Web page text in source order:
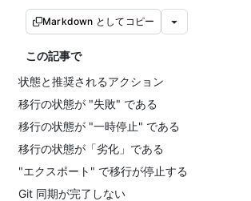
Markdown としてコピー
この記事で
状態と推奨されるアクション
移行の状態が "失敗" である
移行の状態が "一時停止" である
移行の状態が「劣化」である
"エクスポート" で移行が停止する
Git 同期が完了しない